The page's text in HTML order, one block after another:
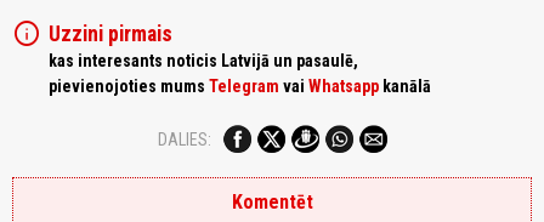
info Uzzini pirmais
kas interesants noticis Latvijā un pasaulē,
pievienojoties mums Telegram vai Whatsapp kanālā
DALIES:
Komentēt